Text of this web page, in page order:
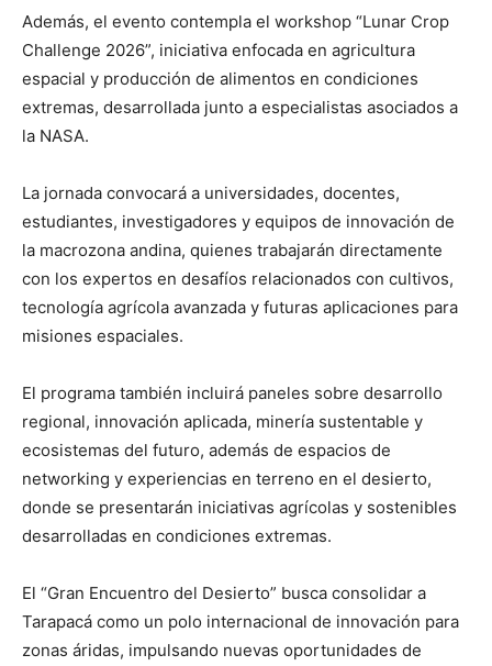
Además, el evento contempla el workshop “Lunar Crop
Challenge 2026”, iniciativa enfocada en agricultura
espacial y producción de alimentos en condiciones
extremas, desarrollada junto a especialistas asociados a
la NASA.
La jornada convocará a universidades, docentes,
estudiantes, investigadores y equipos de innovación de
la macrozona andina, quienes trabajarán directamente
con los expertos en desafíos relacionados con cultivos,
tecnología agrícola avanzada y futuras aplicaciones para
misiones espaciales.
El programa también incluirá paneles sobre desarrollo
regional, innovación aplicada, minería sustentable y
ecosistemas del futuro, además de espacios de
networking y experiencias en terreno en el desierto,
donde se presentarán iniciativas agrícolas y sostenibles
desarrolladas en condiciones extremas.
El “Gran Encuentro del Desierto” busca consolidar a
Tarapacá como un polo internacional de innovación para
zonas áridas, impulsando nuevas oportunidades de